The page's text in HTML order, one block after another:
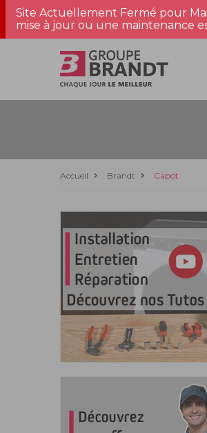
Site Actuellement Fermé pour
mise à jour ou une maintenance
Accueil Brandt Capot